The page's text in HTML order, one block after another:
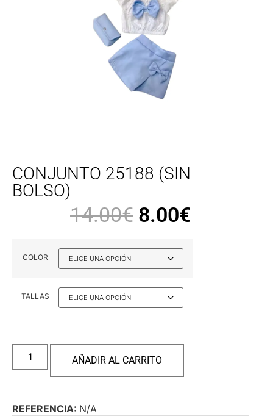
CONJUNTO 25188 (SIN
BOLSO)
14.00€ 8.00€
COLOR
TALLAS
AÑADIR AL CARRITO
REFERENCIA: N/A